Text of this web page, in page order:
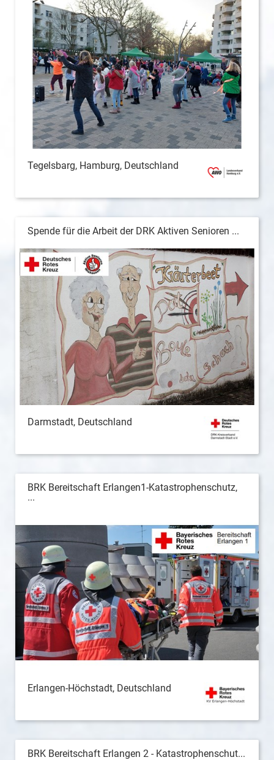
Tegelsbarg, Hamburg, Deutschland
Spende für die Arbeit der DRK Aktiven Senioren ...
Darmstadt, Deutschland
BRK Bereitschaft Erlangen1-Katastrophenschutz,
...
Erlangen-Höchstadt, Deutschland
BRK Bereitschaft Erlangen 2 - Katastrophenschut...